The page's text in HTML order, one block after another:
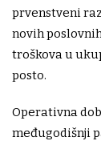
prvenstveni
novih
troškova u
posto.
Operativna
međugodišnji